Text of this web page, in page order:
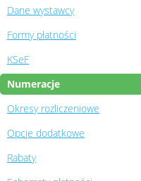
Dane wystawcy
Formy płatności
KSeF
Numeracje
Okresy rozliczeniowe
Opcje dodatkowe
Rabaty